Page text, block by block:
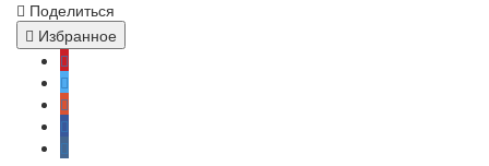
Поделиться
Избранное